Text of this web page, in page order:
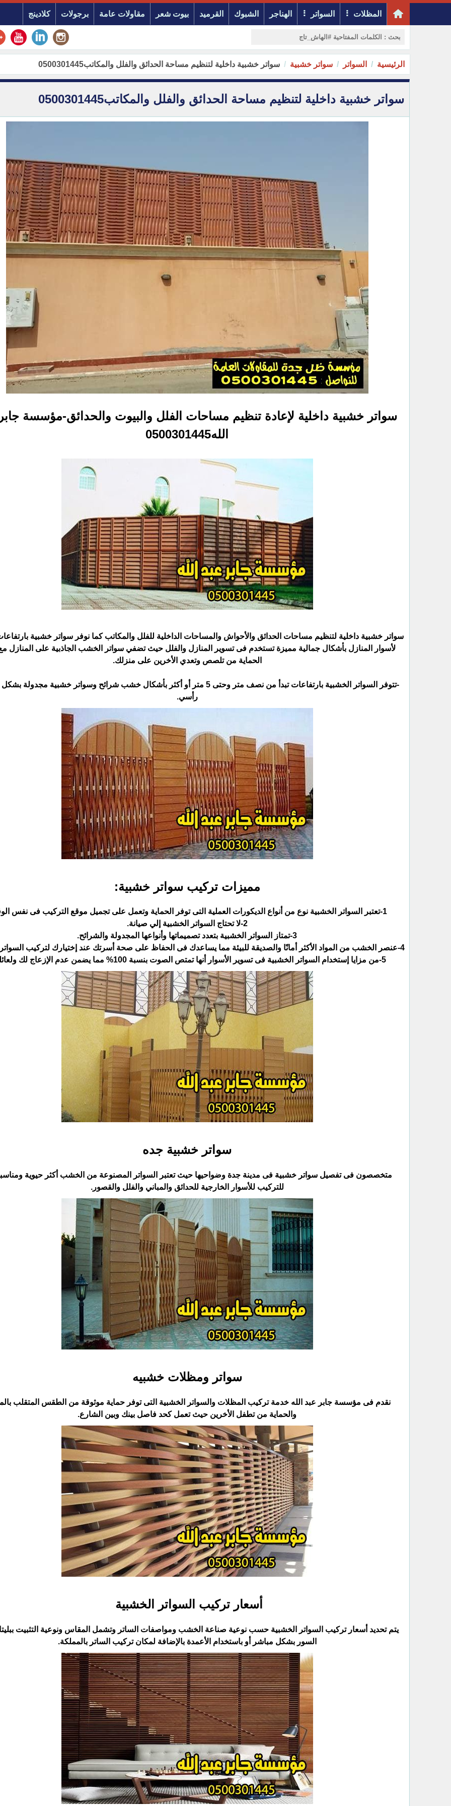
المظلات السواتر الهناجر الشبوك القرميد بيوت شعر مقاولات عامة برجولات كلادينج
الرئيسية السواتر سواتر خشبية سواتر خشبية داخلية لتنظيم مساحة الحدائق والفلل والمكاتب0500301445‏
سواتر خشبية داخلية لتنظيم مساحة الحدائق والفلل والمكاتب0500301445‏
سواتر خشبية داخلية لإعادة تنظيم مساحات الفلل والبيوت والحدائق-مؤسسة
الله0500301445
سواتر خشبية داخلية لتنظيم مساحات الحدائق والأحواش والمساحات الداخلية للفلل والمكاتب كما نوفر سواتر خشبية
لأسوار المنازل بأشكال جمالية مميزة تستخدم فى تسوير المنازل والفلل حيث تضفي سواتر الخشب ‏الجاذبية على المنازل
الحماية من تلصص وتعدي الأخرين على منزلك.‏
‏-تتوفر السواتر الخشبية بارتفاعات تبدأ من نصف متر وحتى 5 متر أو أكثر بأشكال خشب شرائح وسواتر خشبية
رأسي.‏
مميزات تركيب سواتر خشبية:‏
‏2-لا تحتاج السواتر الخشبية إلي صيانة.‏
سواتر خشبية جده
متخصصون فى تفصيل سواتر خشبية فى مدينة جدة وضواحيها حيث تعتبر السواتر المصنوعة من الخشب أكثر حيوية
للتركيب للأسوار الخارجية للحدائق والمباني والفلل والقصور.‏
سواتر ومظلات خشبيه
نقدم فى مؤسسة جابر عبد الله خدمة تركيب المظلات والسواتر الخشبية التى توفر حماية موثوقة من الطقس المتقلب
والحماية من تطفل الأخرين حيث تعمل كحد فاصل بينك وبين الشارع.‏
أسعار تركيب السواتر الخشبية ‏
يتم تحديد أسعار تركيب السواتر الخشبية حسب نوعية صناعة الخشب ومواصفات الساتر وتشمل المقاس ونوعية التثبيت
السور بشكل مباشر أو باستخدام الأعمدة بالإضافة لمكان تركيب الساتر بالمملكة.‏